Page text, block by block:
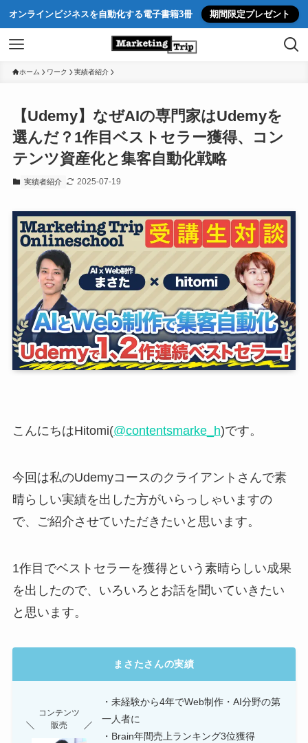
オンラインビジネスを自動化する電子書籍3冊 期間限定プレゼント
ホーム ワーク 実績者紹介
【Udemy】なぜAIの専門家はUdemyを
選んだ？1作目ベストセラー獲得、コン
テンツ資産化と集客自動化戦略
実績者紹介 2025-07-19
こんにちはHitomi(@contentsmarke_h)です。
今回は私のUdemyコースのクライアントさんで素
晴らしい実績を出した方がいらっしゃいますの
で、ご紹介させていただきたいと思います。
1作目でベストセラーを獲得という素晴らしい成果
を出したので、いろいろとお話を聞いていきたい
と思います。
まさたさんの実績
・未経験から4年でWeb制作・AI分野の第
一人者に
・Brain年間売上ランキング3位獲得
コンテンツ
販売